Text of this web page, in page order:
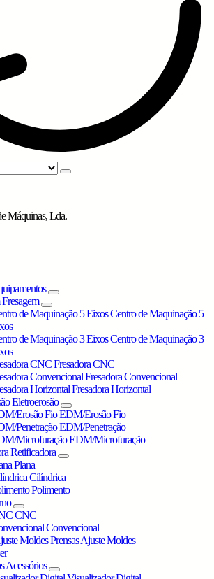
Máquinas, Lda.
Fresagem
de Maquinação 5 EixosCentro de Maquinação 5
de Maquinação 3 EixosCentro de Maquinação 3
CNCFresadora CNC
ConvencionalFresadora Convencional
HorizontalFresadora Horizontal
Eletroerosão
Erosão FioEDM/Erosão Fio
PenetraçãoEDM/Penetração
MicrofuraçãoEDM/Microfuração
Retificadora
Plana
Cilíndrica
Polimento
CNC
Convencional
MoldesPrensas Ajuste Moldes
Acessórios